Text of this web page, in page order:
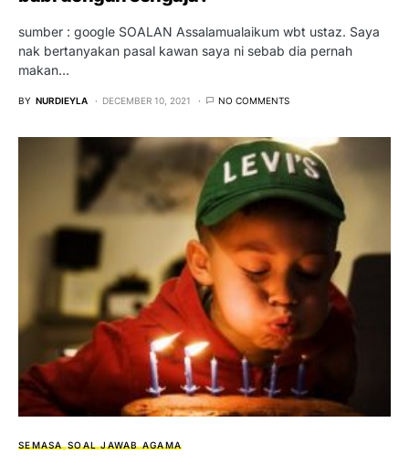
sumber : google SOALAN Assalamualaikum wbt ustaz. Saya
nak bertanyakan pasal kawan saya ni sebab dia pernah
makan…
BY NURDIEYLA DECEMBER 10, 2021 NO COMMENTS
SEMASA SOAL JAWAB AGAMA